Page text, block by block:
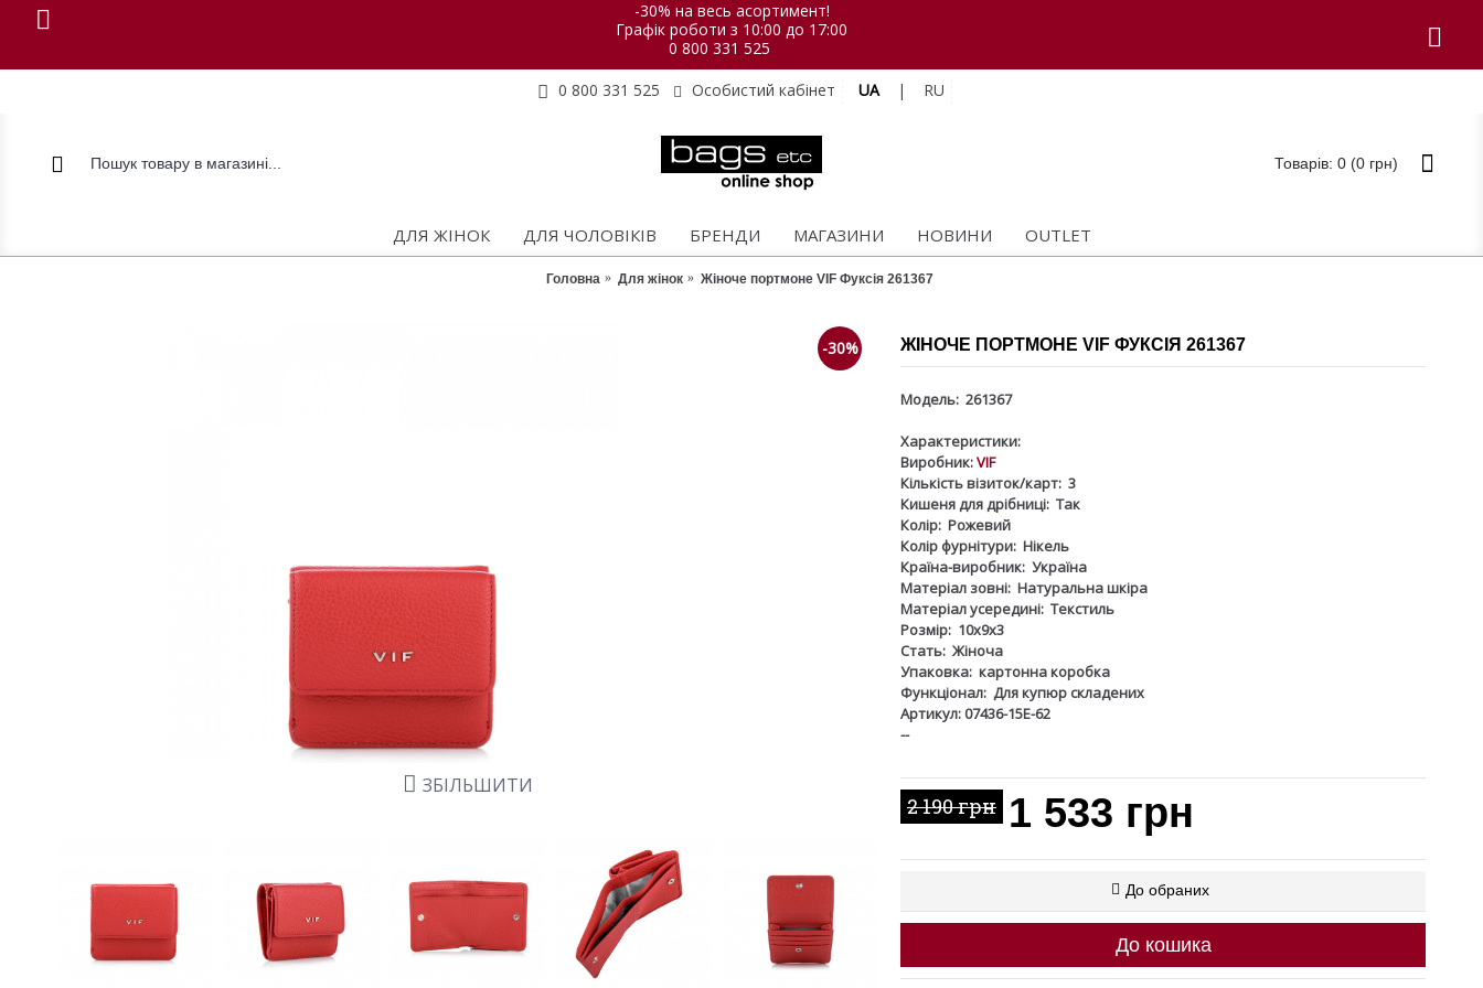
-30% на весь асортимент!
Графік роботи з 10:00 до 17:00
0 800 331 525
0 800 331 525
Особистий кабінет UA | RU
Товарів: 0 (0 грн)
ДЛЯ ЖІНОК ДЛЯ ЧОЛОВІКІВ БРЕНДИ МАГАЗИНИ НОВИНИ OUTLET
Головна Для жінок Жіноче портмоне VIF Фуксія 261367
-30%
ЗБІЛЬШИТИ
ЖІНОЧЕ ПОРТМОНЕ VIF ФУКСІЯ 261367
Модель: 261367
Характеристики:
Виробник:VIF
Кількість візиток/карт: 3
Кишеня для дрібниці: Так
Колір: Рожевий
Колір фурнітури: Нікель
Країна-виробник: Україна
Матеріал зовні: Натуральна шкіра
Матеріал усередині: Текстиль
Розмір: 10х9х3
Стать: Жіноча
Упаковка: картонна коробка
Функціонал: Для купюр складених
Артикул: 07436-15Е-62
--
2 190 грн 1 533 грн
До обраних
До кошика